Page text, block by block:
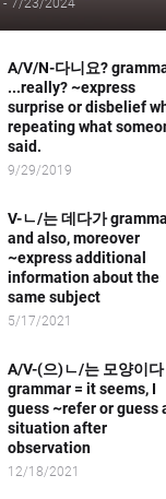
A/V/N-다니요?
...really? ~express
surprise or disbelief
repeating what
said.
9/29/2019
V-ㄴ/는 데다가
and also, moreover
~express additional
information about the
same subject
5/17/2021
A/V-(으)ㄴ/는 모양이다
grammar = it seems, I
guess ~refer or guess
situation after
observation
12/18/2021